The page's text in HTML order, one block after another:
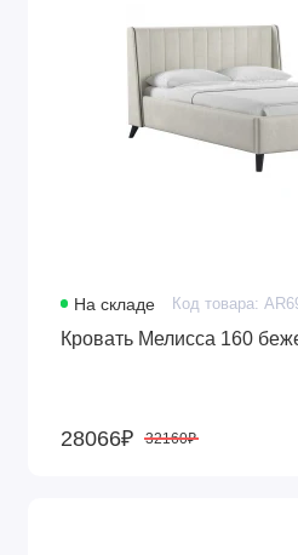
На складе Код товара:
Кровать Мелисса 160
28066₽ 32160₽